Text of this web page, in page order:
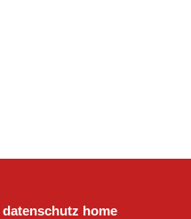
datenschutz home